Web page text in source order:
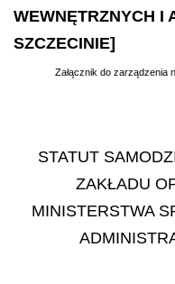
WEWNĘTRZNYCH I
SZCZECINIE]
Załącznik do zarządzenia
STATUT
ZAKŁADU
MINISTERSTWA